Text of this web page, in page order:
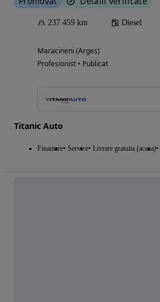
237 459 km Diesel
Maracineni (Arges)
Profesionist • Publicat
Titanic Auto
Finantare Service Livrare gratuita (acasa)